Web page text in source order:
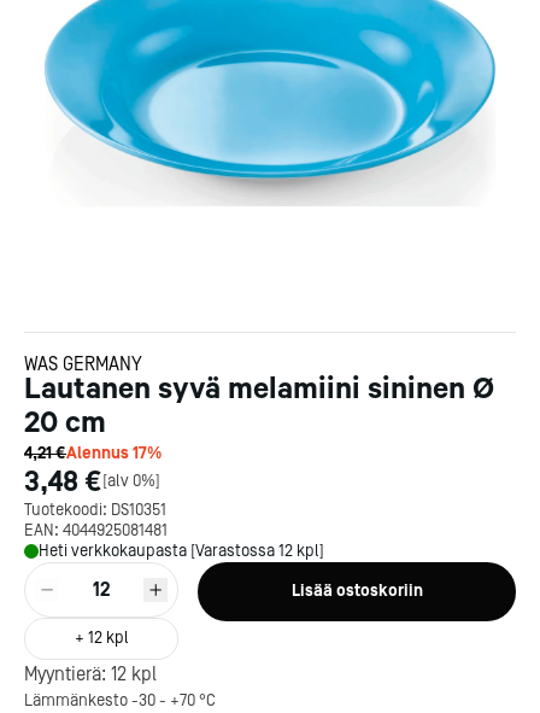
WAS GERMANY
Lautanen syvä melamiini sininen Ø
20 cm
4,21 €Alennus17%
3,48 €[alv 0%]
Tuotekoodi: DS10351
EAN: 4044925081481
Heti verkkokaupasta [Varastossa 12 kpl]
12
+ 12kpl
Lisää ostoskoriin
Myyntierä: 12 kpl
Lämmänkesto -30 - +70 °C